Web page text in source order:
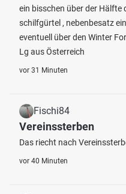
ein bisschen über der Hälfte
schilfgürtel , nebenbesatz
eventuell über den Winter
Lg aus Österreich
vor 31 Minuten
Fischi84
Vereinssterben
Das riecht nach
vor 40 Minuten